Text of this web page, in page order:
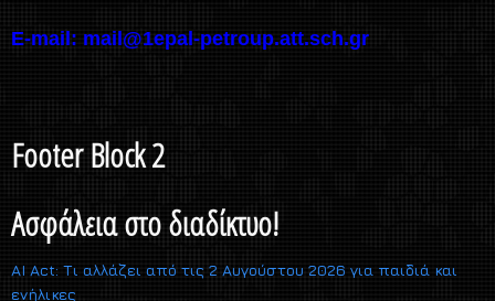
E-mail: mail@1epal-petroup.att.sch.gr
Footer Block 2
Ασφάλεια στο διαδίκτυο!
AI Act: Τι αλλάζει από τις 2 Αυγούστου 2026 για παιδιά και
ενήλικες